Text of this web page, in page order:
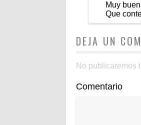
Muy
Que
DEJA UN
No publicaremos
Comentario